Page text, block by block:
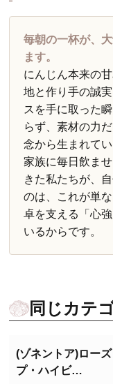
毎朝の一杯が、
ます。
にんじん本来の
地と作り手の誠
スを手に取った
らず、素材の力
念から生まれて
家族に毎日飲ま
きた私たちが、
のは、これが単
卓を支える「心
いるからです。
同じカテ
(ゾネントア)ローズ
プ・ハイビ…